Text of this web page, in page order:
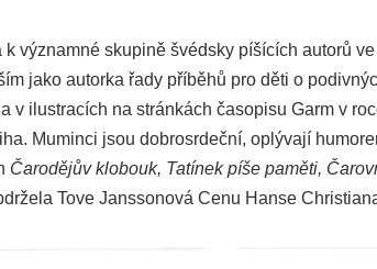
významné skupině švédsky píšících autorů
jako autorka řady příběhů pro děti o
v ilustracích na stránkách časopisu Garm v
Muminci jsou dobrosrdeční, oplývají
Čarodějův klobouk, Tatínek píše paměti,
Tove Janssonová Cenu Hanse